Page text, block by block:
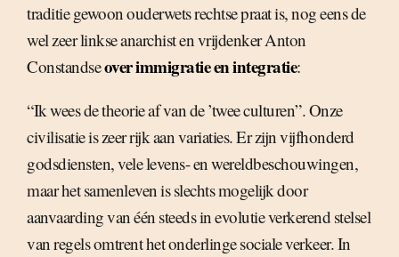
traditie gewoon ouderwets rechtse praat is, nog eens de
wel zeer linkse anarchist en vrijdenker Anton
Constandseover immigratie en integratie:
“Ik wees de theorie af van de ’twee culturen”. Onze
civilisatie is zeer rijk aan variaties. Er zijn vijfhonderd
godsdiensten, vele levens- en wereldbeschouwingen,
maar het samenleven is slechts mogelijk door
aanvaarding van één steeds in evolutie verkerend stelsel
van regels omtrent het onderlinge sociale verkeer. In